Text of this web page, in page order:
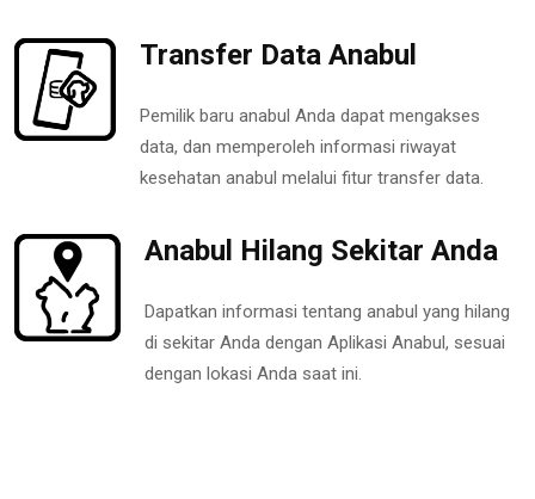
Transfer Data Anabul
Pemilik baru anabul Anda dapat mengakses
data, dan memperoleh informasi riwayat
kesehatan anabul melalui fitur transfer data.
Anabul Hilang Sekitar Anda
Dapatkan informasi tentang anabul yang hilang
di sekitar Anda dengan Aplikasi Anabul, sesuai
dengan lokasi Anda saat ini.